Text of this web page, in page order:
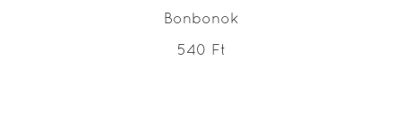
Bonbonok
540 Ft